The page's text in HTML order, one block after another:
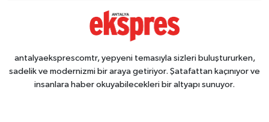
antalyaeksprescomtr, yepyeni temasıyla sizleri buluştururken,
sadelik ve modernizmi bir araya getiriyor. Şatafattan kaçınıyor ve
insanlara haber okuyabilecekleri bir altyapı sunuyor.